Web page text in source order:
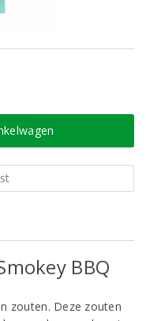
BBQ
zouten. Deze zouten